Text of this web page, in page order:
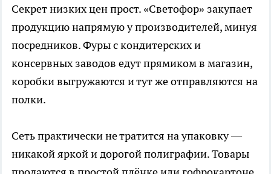
Секрет низких цен прост. «Светофор» закупает
продукцию напрямую у производителей, минуя
посредников. Фуры с кондитерских и
консервных заводов едут прямиком в магазин,
коробки выгружаются и тут же отправляются на
полки.
Сеть практически не тратится на упаковку —
никакой яркой и дорогой полиграфии. Товары